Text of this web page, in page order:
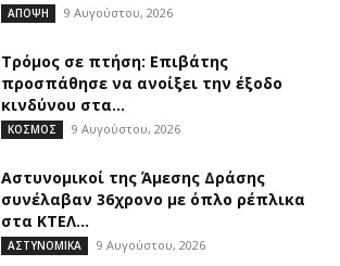
ΑΠΟΨΗ 9 Αυγούστου, 2026
Τρόμος σε πτήση: Επιβάτης
προσπάθησε να ανοίξει την έξοδο
κινδύνου στα...
ΚΟΣΜΟΣ 9 Αυγούστου, 2026
Αστυνομικοί της Άμεσης Δράσης
συνέλαβαν 36χρονο με όπλο ρέπλικα
στα ΚΤΕΛ...
ΑΣΤΥΝΟΜΙΚΑ 9 Αυγούστου, 2026